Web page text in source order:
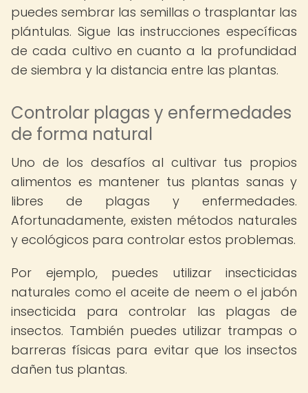
puedes sembrar las semillas o trasplantar las
plántulas. Sigue las instrucciones específicas
de cada cultivo en cuanto a la profundidad
de siembra y la distancia entre las plantas.
Controlar plagas y enfermedades
de forma natural
Uno de los desafíos al cultivar tus propios
alimentos es mantener tus plantas sanas y
libres de plagas y enfermedades.
Afortunadamente, existen métodos naturales
y ecológicos para controlar estos problemas.
Por ejemplo, puedes utilizar insecticidas
naturales como el aceite de neem o el jabón
insecticida para controlar las plagas de
insectos. También puedes utilizar trampas o
barreras físicas para evitar que los insectos
dañen tus plantas.